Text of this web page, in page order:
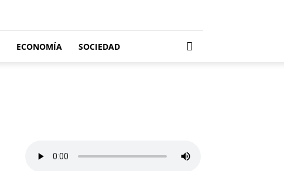
ECONOMÍA SOCIEDAD